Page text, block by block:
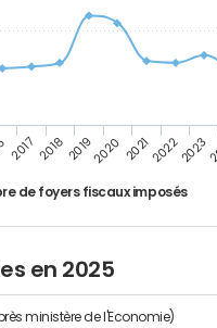
de foyers fiscaux imposés
2017 201820192020 202120222023
en 2025
ministère de l'Economie)